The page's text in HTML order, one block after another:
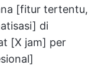
[fitur tertentu,
di
[X jam] per